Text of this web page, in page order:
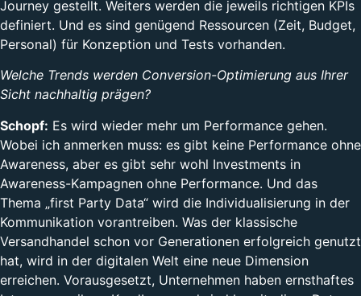
Journey gestellt. Weiters werden die jeweils richtigen KPIs
definiert. Und es sind genügend Ressourcen (Zeit, Budget,
Personal) für Konzeption und Tests vorhanden.
Welche Trends werden Conversion-Optimierung aus Ihrer
Sicht nachhaltig prägen?
Schopf: Es wird wieder mehr um Performance gehen.
Wobei ich anmerken muss: es gibt keine Performance ohne
Awareness, aber es gibt sehr wohl Investments in
Awareness-Kampagnen ohne Performance. Und das
Thema „first Party Data“ wird die Individualisierung in der
Kommunikation vorantreiben. Was der klassische
Versandhandel schon vor Generationen erfolgreich genutzt
hat, wird in der digitalen Welt eine neue Dimension
erreichen. Vorausgesetzt, Unternehmen haben ernsthaftes